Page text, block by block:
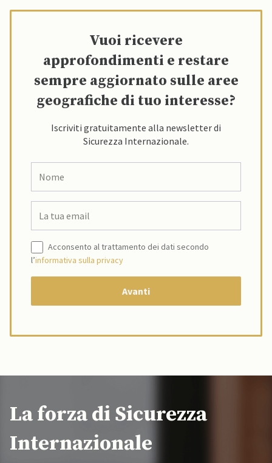
Vuoi ricevere
approfondimenti e restare
sempre aggiornato sulle aree
geografiche di tuo interesse?
Iscriviti gratuitamente alla newsletter di
Sicurezza Internazionale.
Acconsento al trattamento dei dati secondo
l’informativa sulla privacy
La forza di Sicurezza
Internazionale